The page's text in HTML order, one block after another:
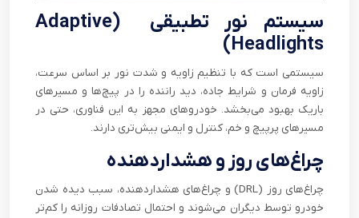
سیستم نور تطبیقی (Adaptive
Headlights)
سیستمی است که با تنظیم زاویه و شدت نور بر اساس سرعت،
زاویه فرمان و شرایط جاده، دید راننده را در پیچ‌ها و مسیرهای
باریک بهبود می‌بخشد. خودروهای مجهز به این فناوری، حتی در
مسیرهای پرپیچ و خم، کنترل و ایمنی بیش‌تری دارند.
چراغ‌های روز و هشداردهنده
چراغ‌های روز (DRL) و چراغ‌های هشداردهنده، سبب دیده شدن
خودرو توسط دیگران می‌شوند و احتمال تصادفات روزانه را کم‌تر